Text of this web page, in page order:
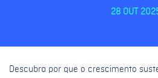
28 OUT
Descubra por que o crescimento